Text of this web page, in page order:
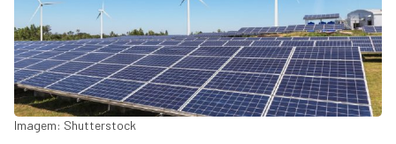
Imagem: Shutterstock